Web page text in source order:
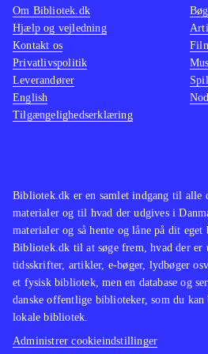
Bibliotek.dk er en samlet indgang til alle
materialer og til hvad der udgives i
materialer og så hente og låne på dit
Bibliotek.dk til at søge frem, hvad der er
tidsskrifter, artikler, e-bøger, lydbøger
et fysisk bibliotek, men en database og
danske offentlige biblioteker, som du
lokale bibliotek.
Administrer cookieindstillinger
Om Bibliotek.dk
Hjælp og vejledning
Kontakt os
Privatlivspolitik
Leverandører
English
Tilgængelighedserklæring
Spil